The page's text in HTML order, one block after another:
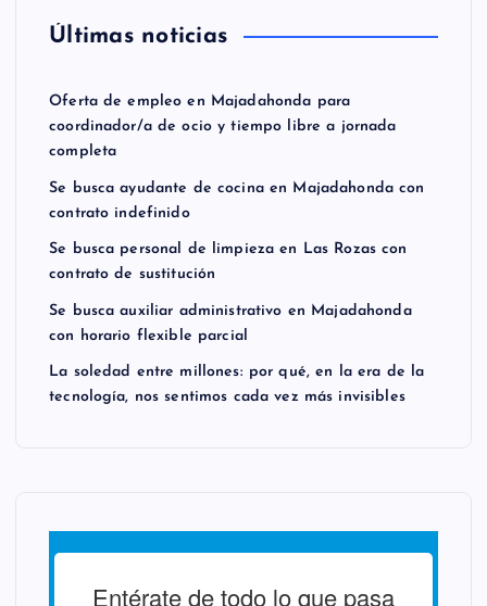
Últimas noticias
Oferta de empleo en Majadahonda para
coordinador/a de ocio y tiempo libre a jornada
completa
Se busca ayudante de cocina en Majadahonda con
contrato indefinido
Se busca personal de limpieza en Las Rozas con
contrato de sustitución
Se busca auxiliar administrativo en Majadahonda
con horario flexible parcial
La soledad entre millones: por qué, en la era de la
tecnología, nos sentimos cada vez más invisibles